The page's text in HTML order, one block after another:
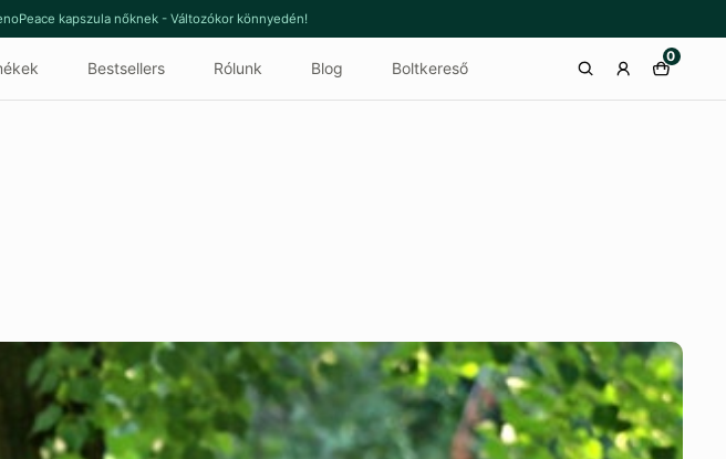
kapszula nőknek - Változókor könnyedén!
Bestsellers Rólunk Blog Boltkereső
0